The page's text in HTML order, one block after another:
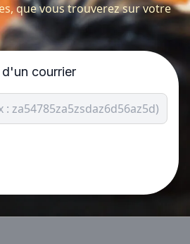
que vous trouverez sur votre
courrier